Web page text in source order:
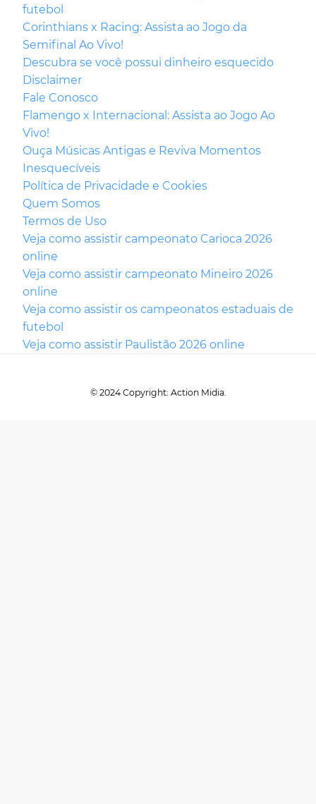
futebol
Corinthians x Racing: Assista ao Jogo da
Semifinal Ao Vivo!
Descubra se você possui dinheiro esquecido
Disclaimer
Fale Conosco
Flamengo x Internacional: Assista ao Jogo Ao
Vivo!
Ouça Músicas Antigas e Reviva Momentos
Inesquecíveis
Política de Privacidade e Cookies
Quem Somos
Termos de Uso
Veja como assistir campeonato Carioca 2026
online
Veja como assistir campeonato Mineiro 2026
online
Veja como assistir os campeonatos estaduais de
futebol
Veja como assistir Paulistão 2026 online
© 2024 Copyright: Action Midia.